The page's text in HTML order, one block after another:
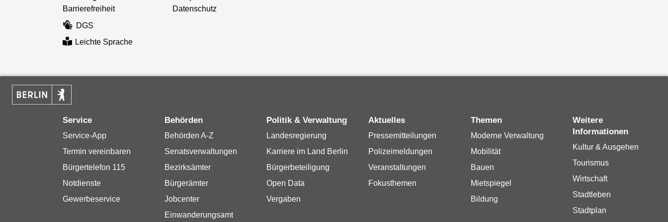
Barrierefreiheit
DGS
Leichte Sprache
Datenschutz
Service
Service-App
Termin vereinbaren
Bürgertelefon 115
Notdienste
Gewerbeservice
Behörden
Behörden A-Z
Senatsverwaltungen
Bezirksämter
Bürgerämter
Jobcenter
Einwanderungsamt
Politik & Verwaltung
Landesregierung
Karriere im Land Berlin
Bürgerbeteiligung
Open Data
Vergaben
Aktuelles
Pressemitteilungen
Polizeimeldungen
Veranstaltungen
Fokusthemen
Themen
Moderne Verwaltung
Mobilität
Bauen
Mietspiegel
Bildung
Weitere
Informationen
Kultur & Ausgehen
Tourismus
Wirtschaft
Stadtleben
Stadtplan